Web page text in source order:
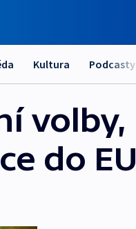
Kultura Podcasty
volby,
do EU